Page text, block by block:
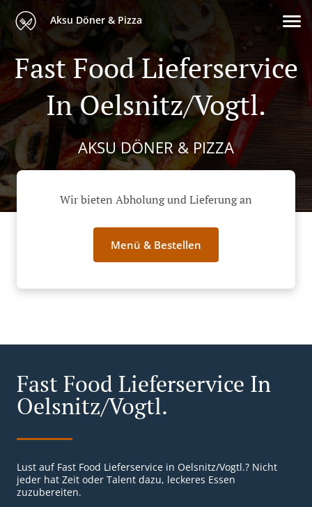
Aksu Döner & Pizza
Fast Food Lieferservice
In Oelsnitz/Vogtl.
AKSU DÖNER & PIZZA
Wir bieten Abholung und Lieferung an
Menü & Bestellen
Fast Food Lieferservice In
Oelsnitz/Vogtl.
Lust auf Fast Food Lieferservice in Oelsnitz/Vogtl.? Nicht
jeder hat Zeit oder Talent dazu, leckeres Essen
zuzubereiten.